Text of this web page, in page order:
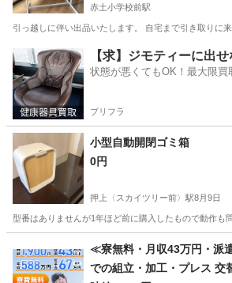
赤土小学校前駅
引っ越しに伴い出品いたします。 自宅まで引き取りに
東京 荒川区 赤土小学校前駅 収納家具
【求】ジモティーに出
状態が悪くてもOK！最大限買
プリフラ
小型自動開閉ゴミ箱
0円
押上〈スカイツリー前〉駅8月9日
型番はありませんが1年ほど前に購入したもので動作も
押上〈スカイツリー前〉駅
≪寮無料・月収43万円・派
での組立・加工・プレス 交